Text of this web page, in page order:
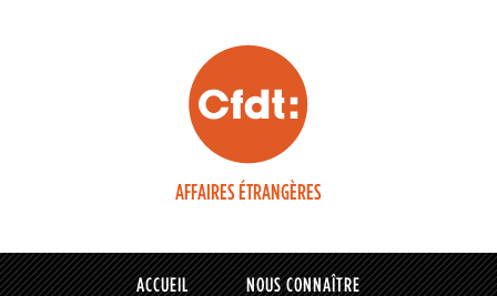
AFFAIRES ÉTRANGÈRES
ACCUEIL NOUS CONNAÎTRE